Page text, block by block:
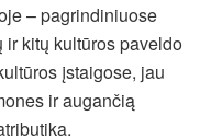
– pagrindiniuose
ir kitų kultūros paveldo
įstaigose, jau
ir augančią